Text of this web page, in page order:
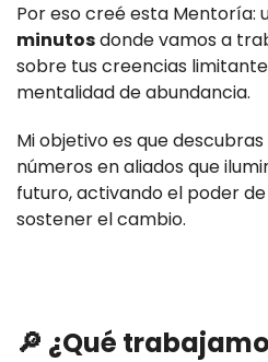
Por eso creé esta Mentoría:
minutosdonde vamos a
sobre tus creencias
mentalidad de abundancia.
Mi objetivo es que
números en aliados que
futuro, activando el poder
sostener el cambio.
🔎 ¿Qué